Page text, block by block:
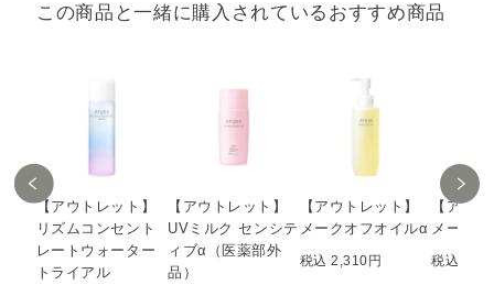
この商品と一緒に購入されているおすすめ商品
【アウトレット】
リズムコンセント
レートウォーター
トライアル
【アウトレット】
UVミルク センシテ
ィブα（医薬部外
品）
【アウトレット】
メークオフオイルα
税込 2,310円
【アウ
メーク
税込